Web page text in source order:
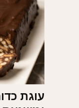
עוגת